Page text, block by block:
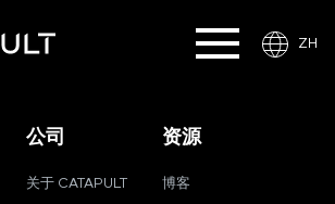
ZH
公司
关于 CATAPULT
资源
博客